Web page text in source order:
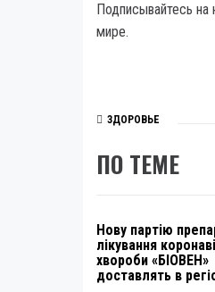
Подписывайтесь на
мире.
ЗДОРОВЬЕ
ПО ТЕМЕ
Нову партію
лікування
хвороби «БІОВЕН»
доставлять в